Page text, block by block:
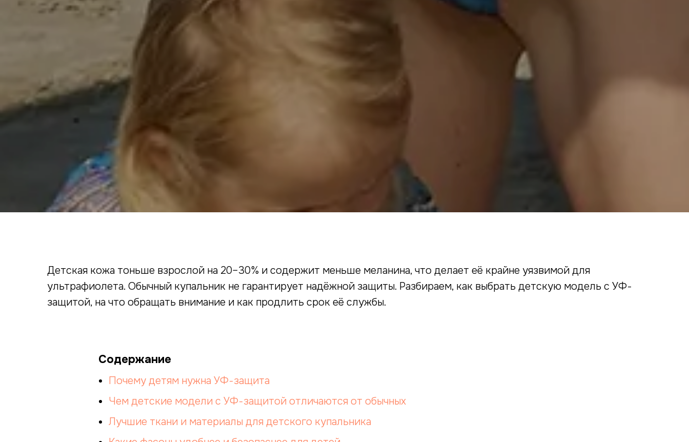
Детская кожа тоньше взрослой на 20–30% и содержит меньше меланина, что делает её крайне уязвимой для
ультрафиолета. Обычный купальник не гарантирует надёжной защиты. Разбираем, как выбрать детскую модель с УФ-
защитой, на что обращать внимание и как продлить срок её службы.
Содержание
Почему детям нужна УФ-защита
Чем детские модели с УФ-защитой отличаются от обычных
Лучшие ткани и материалы для детского купальника